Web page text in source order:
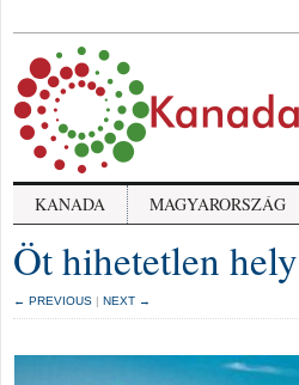
KANADA MAGYARORSZÁG
Öt hihetetlen hely
← PREVIOUS | NEXT →